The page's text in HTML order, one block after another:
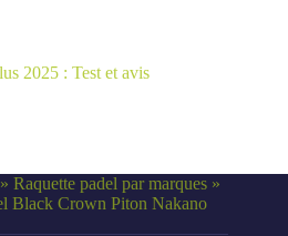
Summum Jaune Junior 2024 :